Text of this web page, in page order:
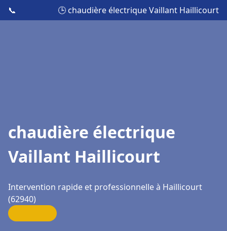
📞 🕒 chaudière électrique Vaillant Haillicourt
chaudière électrique
Vaillant Haillicourt
Intervention rapide et professionnelle à Haillicourt
(62940)